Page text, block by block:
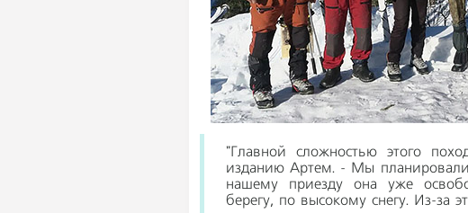
"Главной сложностью этого
изданию Артем. - Мы
нашему приезду она уже
берегу, по высокому снегу. Из-за